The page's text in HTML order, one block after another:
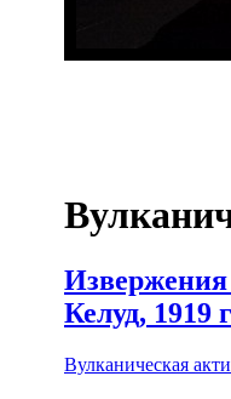
Келуд, 1919 г
Вулканическая